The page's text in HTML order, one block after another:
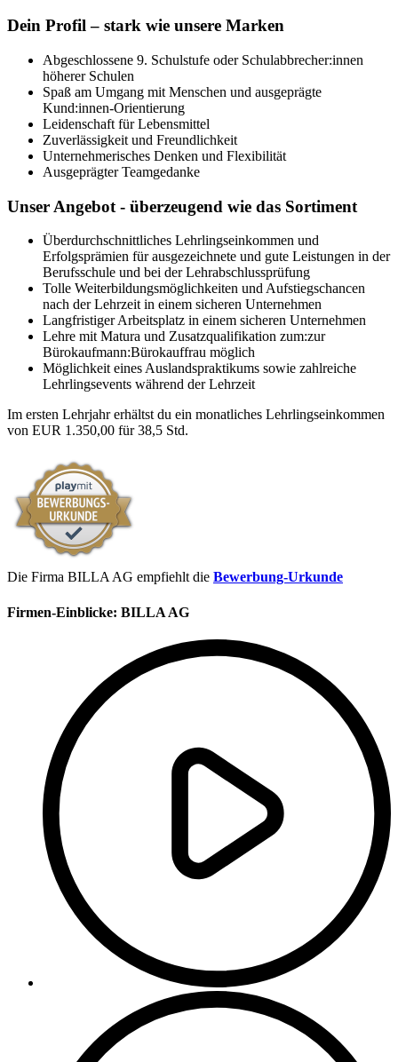
Dein Profil – stark wie unsere Marken
Abgeschlossene 9. Schulstufe oder Schulabbrecher:innen
höherer Schulen
Spaß am Umgang mit Menschen und ausgeprägte
Kund:innen-Orientierung
Leidenschaft für Lebensmittel
Zuverlässigkeit und Freundlichkeit
Unternehmerisches Denken und Flexibilität
Ausgeprägter Teamgedanke
Unser Angebot - überzeugend wie das Sortiment
Überdurchschnittliches Lehrlingseinkommen und
Erfolgsprämien für ausgezeichnete und gute Leistungen in der
Berufsschule und bei der Lehrabschlussprüfung
Tolle Weiterbildungsmöglichkeiten und Aufstiegschancen
nach der Lehrzeit in einem sicheren Unternehmen
Langfristiger Arbeitsplatz in einem sicheren Unternehmen
Lehre mit Matura und Zusatzqualifikation zum:zur
Bürokaufmann:Bürokauffrau möglich
Möglichkeit eines Auslandspraktikums sowie zahlreiche
Lehrlingsevents während der Lehrzeit
Im ersten Lehrjahr erhältst du ein monatliches Lehrlingseinkommen
von EUR 1.350,00 für 38,5 Std.
Die Firma BILLA AG empfiehlt die Bewerbung-Urkunde
Firmen-Einblicke: BILLA AG